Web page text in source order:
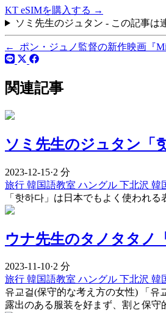
KT eSIMを購入する →
ソミ先生のジュタン - この記事は
← ポン・ジュノ監督の新作映画『
関連記事
ソミ先生のジュタン「
2023-12-15·2 分
旅行 韓国語教室 ハングル 下北沢 韓
「핫하다」は日本でもよく使われる
ウナ先生のタノタタノ
2023-11-10·2 分
旅行 韓国語教室 ハングル 下北沢 韓
유교걸(保守的な考え方の女性) 「유
露出のある服装を好まず、割と保